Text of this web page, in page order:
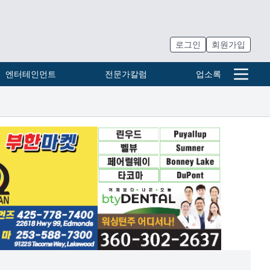
로그인 회원가입
엔터테인먼트 전문가칼럼 업소록